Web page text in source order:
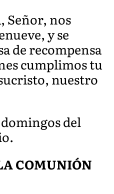
Señor, nos
y se
de recompensa
cumplimos tu
nuestro
del
COMUNIÓN